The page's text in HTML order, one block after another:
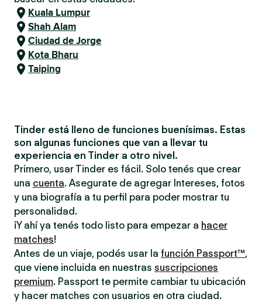
Kuala Lumpur
Shah Alam
Ciudad de Jorge
Kota Bharu
Taiping
Tinder está lleno de funciones buenísimas. Estas
son algunas funciones que van a llevar tu
experiencia en Tinder a otro nivel.
Primero, usar Tinder es fácil. Solo tenés que crear
una cuenta. Asegurate de agregar Intereses, fotos
y una biografía a tu perfil para poder mostrar tu
personalidad.
¡Y ahí ya tenés todo listo para empezar a hacer
matches!
Antes de un viaje, podés usar la función Passport™,
que viene incluida en nuestras suscripciones
premium. Passport te permite cambiar tu ubicación
y hacer matches con usuarios en otra ciudad.